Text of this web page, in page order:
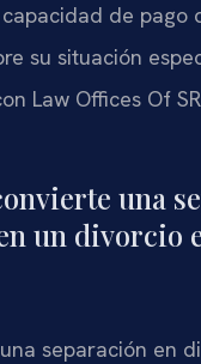
de pago
su situación
Law Offices Of
una
un divorcio
separación en